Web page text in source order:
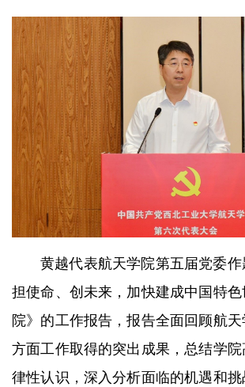
黄越代表航天学院第五届党委作
担使命、创未来，加快建成中国特
院》的工作报告，报告全面回顾航
方面工作取得的突出成果，总结学
律性认识，深入分析面临的机遇和挑